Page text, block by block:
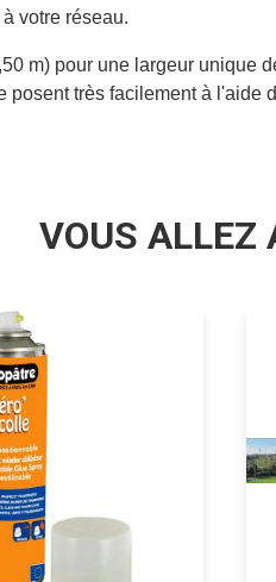
votre réseau.
m) pour une largeur unique
posent très facilement à
VOUS ALLEZ